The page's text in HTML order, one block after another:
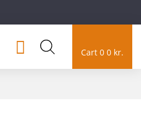
 Cart 00 kr.